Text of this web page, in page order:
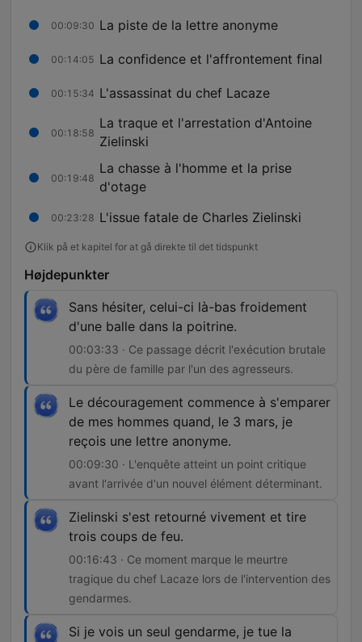
00:09:30 La piste de la lettre anonyme
00:14:05 La confidence et l'affrontement final
00:15:34 L'assassinat du chef Lacaze
00:18:58
La traque et l'arrestation d'Antoine
Zielinski
00:19:48
La chasse à l'homme et la prise
d'otage
00:23:28 L'issue fatale de Charles Zielinski
Klik på et kapitel for at gå direkte til det tidspunkt
Højdepunkter
Sans hésiter, celui-ci là-bas froidement
d'une balle dans la poitrine.
00:03:33 · Ce passage décrit l'exécution brutale
du père de famille par l'un des agresseurs.
Le découragement commence à s'emparer
de mes hommes quand, le 3 mars, je
reçois une lettre anonyme.
00:09:30 · L'enquête atteint un point critique
avant l'arrivée d'un nouvel élément déterminant.
Zielinski s'est retourné vivement et tire
trois coups de feu.
00:16:43 · Ce moment marque le meurtre
tragique du chef Lacaze lors de l'intervention des
gendarmes.
Si je vois un seul gendarme, je tue la